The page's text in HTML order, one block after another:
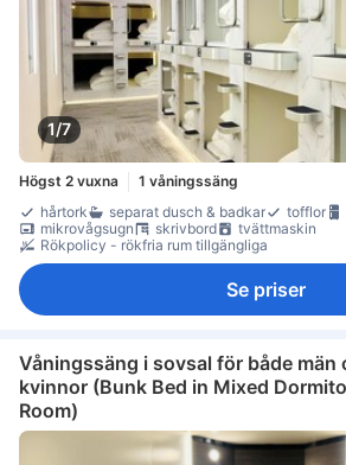
1/7
Högst 2 vuxna
1 våningssäng
hårtork
separat dusch & badkar tofflor
mikrovågsugn
skrivbord
tvättmaskin
Rökpolicy - rökfria rum tillgängliga
Se priser
Våningssäng i sovsal för både män
kvinnor (Bunk Bed in Mixed
Room)